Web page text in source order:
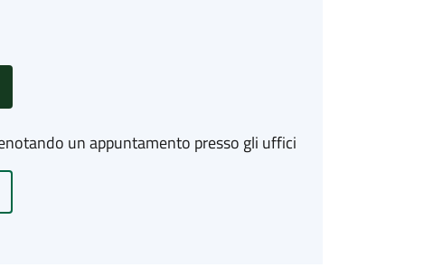
un appuntamento presso gli uffici